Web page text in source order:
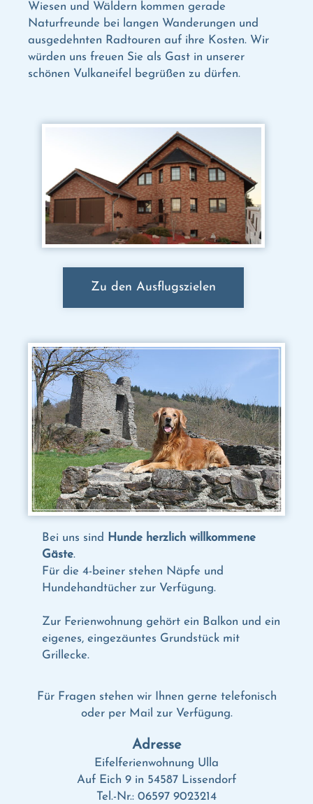
Wiesen und Wäldern kommen gerade
Naturfreunde bei langen Wanderungen und
ausgedehnten Radtouren auf ihre Kosten. Wir
würden uns freuen Sie als Gast in unserer
schönen Vulkaneifel begrüßen zu dürfen.
Zu den Ausflugszielen
Bei uns sind
Hunde herzlich willkommene
Gäste.
Für die 4-beiner stehen Näpfe und
Hundehandtücher zur Verfügung.
Zur Ferienwohnung gehört ein Balkon und ein
eigenes, eingezäuntes Grundstück mit
Grillecke.
Für Fragen stehen wir Ihnen gerne telefonisch
oder per Mail zur Verfügung.
Adresse
Eifelferienwohnung Ulla
Auf Eich 9 in 54587 Lissendorf
Tel.-Nr.: 06597 9023214